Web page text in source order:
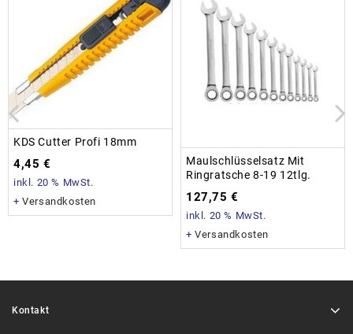
KDS Cutter Profi 18mm
4,45 €
inkl. 20 % MwSt.
+Versandkosten
Maulschlüsselsatz Mit
Ringratsche 8-19 12tlg.
127,75€
inkl. 20 % MwSt.
+Versandkosten
Kontakt